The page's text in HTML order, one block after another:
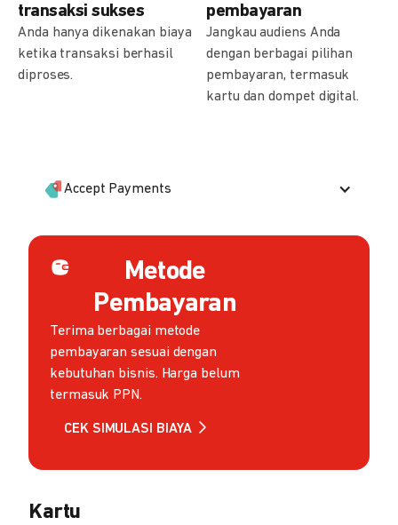
transaksi sukses
Anda hanya dikenakan biaya
ketika transaksi berhasil
diproses.
pembayaran
Jangkau audiens Anda
dengan berbagai pilihan
pembayaran, termasuk
kartu dan dompet digital.
Accept Payments
Metode
Pembayaran
Terima berbagai metode
pembayaran sesuai dengan
kebutuhan bisnis. Harga belum
termasuk PPN.
CEK SIMULASI BIAYA
Kartu